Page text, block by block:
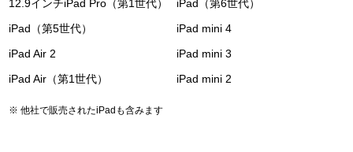
12.9インチiPad Pro（第1世代）
iPad（第6世代）
iPad（第5世代）
iPad mini 4
iPad Air 2
iPad mini 3
iPad Air（第1世代）
iPad mini 2
他社で販売されたiPadも含みます